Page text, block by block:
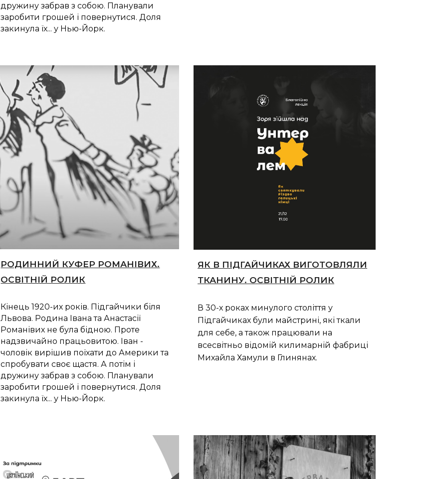
дружину забрав з собою. Планували
заробити грошей і повернутися. Доля
закинула їх... у Нью-Йорк.
РОДИННИЙ КУФЕР РОМАНІВИХ.
ОСВІТНІЙ РОЛИК
Кінець 1920-их років. Підгайчики біля
Львова. Родина Івана та Анастасії
Романівих не була бідною. Проте
надзвичайно працьовитою. Іван -
чоловік вирішив поїхати до Америки та
спробувати своє щастя. А потім і
дружину забрав з собою. Планували
заробити грошей і повернутися. Доля
закинула їх... у Нью-Йорк.
ЯК В ПІДГАЙЧИКАХ ВИГОТОВЛЯЛИ
ТКАНИНУ. ОСВІТНІЙ РОЛИК
В 30-х роках минулого століття у
Підгайчиках були майстрині, які ткали
для себе, а також працювали на
всесвітньо відомій килимарній фабриці
Михайла Хамули в Глинянах.